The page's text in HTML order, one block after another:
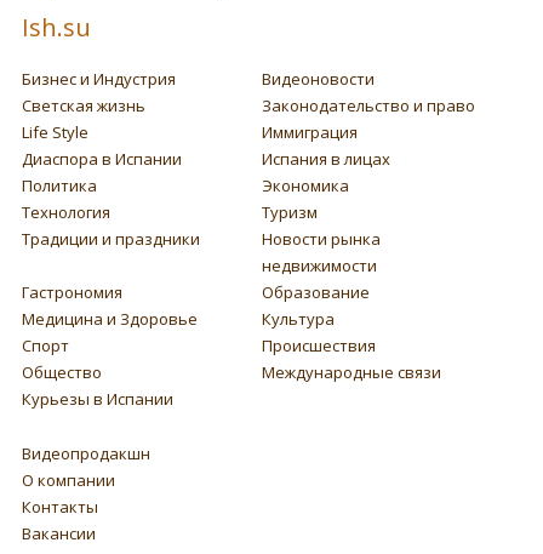
Ish.su
Бизнес и Индустрия
Видеоновости
Светская жизнь
Законодательство и право
Life Style
Иммиграция
Диаспора в Испании
Испания в лицах
Политика
Экономика
Технология
Туризм
Традиции и праздники
Новости рынка
недвижимости
Гастрономия
Образование
Медицина и Здоровье
Культура
Спорт
Происшествия
Общество
Международные связи
Курьезы в Испании
Видеопродакшн
О компании
Контакты
Вакансии